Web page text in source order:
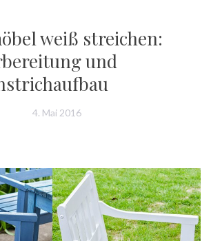
weiß streichen:
und
4. Mai 2016